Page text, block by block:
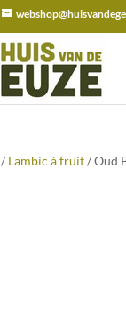
/ Lambic à fruit/ Oud